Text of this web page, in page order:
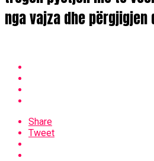
nga vajza dhe përgjigjen
Share
Tweet